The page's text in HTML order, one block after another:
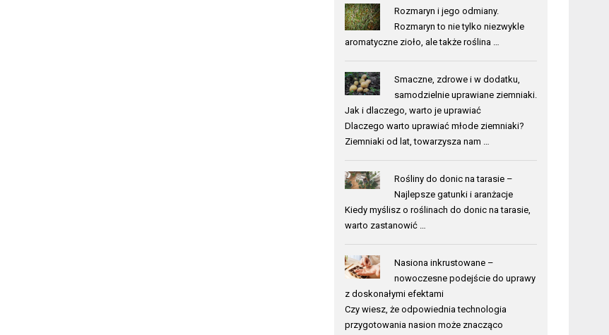
Rozmaryn i jego odmiany.
Rozmaryn to nie tylko niezwykle
aromatyczne zioło, ale także roślina …
Smaczne, zdrowe i w dodatku,
samodzielnie uprawiane ziemniaki.
Jak i dlaczego, warto je uprawiać
Dlaczego warto uprawiać młode ziemniaki?
Ziemniaki od lat, towarzysza nam …
Rośliny do donic na tarasie –
Najlepsze gatunki i aranżacje
Kiedy myślisz o roślinach do donic na tarasie,
warto zastanowić …
Nasiona inkrustowane –
nowoczesne podejście do uprawy
z doskonałymi efektami
Czy wiesz, że odpowiednia technologia
przygotowania nasion może znacząco